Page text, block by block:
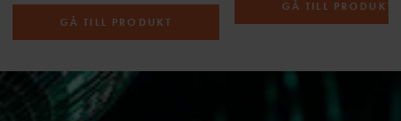
GÅ TILL PRODUKT
GÅ TILL PRODUKT